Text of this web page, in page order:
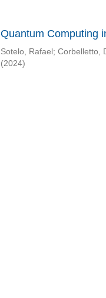
Quantum Computing
Sotelo, Rafael ; Corbelletto,
(2024)